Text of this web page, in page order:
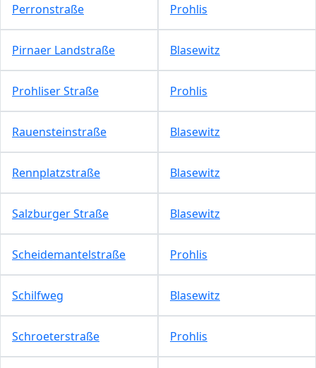
Perronstraße Prohlis
Pirnaer Landstraße Blasewitz
Prohliser Straße Prohlis
Rauensteinstraße Blasewitz
Rennplatzstraße Blasewitz
Salzburger Straße Blasewitz
Scheidemantelstraße Prohlis
Schilfweg Blasewitz
Schroeterstraße Prohlis